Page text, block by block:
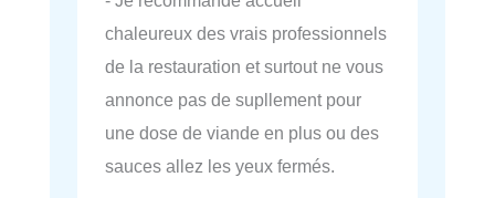
chaleureux des vrais professionnels
de la restauration et surtout ne vous
annonce pas de supllement pour
une dose de viande en plus ou des
sauces allez les yeux fermés.